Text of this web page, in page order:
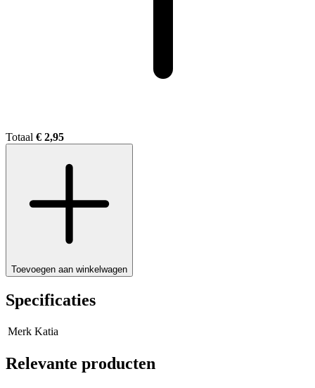
Totaal € 2,95
Toevoegen aan winkelwagen
Specificaties
Merk Katia
Relevante producten